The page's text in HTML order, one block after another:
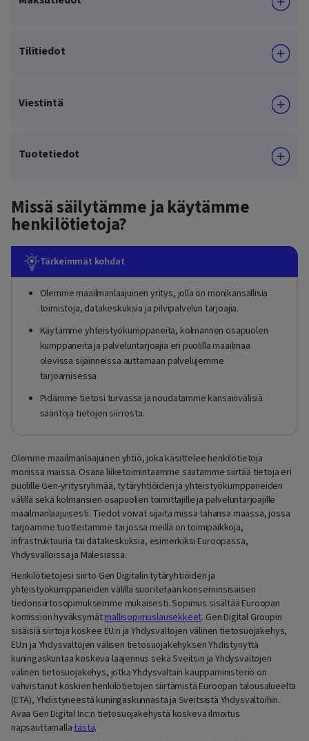
Tilitiedot
Viestintä
Tuotetiedot
Missä säilytämme ja käytämme
henkilötietoja?
Tärkeimmät kohdat
Olemme maailmanlaajuinen yritys, jolla on monikansallisia
toimistoja, datakeskuksia ja pilvipalvelun tarjoajia.
Käytämme yhteistyökumppaneita, kolmannen osapuolen
kumppaneita ja palveluntarjoajia eri puolilla maailmaa
olevissa sijainneissa auttamaan palvelujemme
tarjoamisessa.
Pidämme tietosi turvassa ja noudatamme kansainvälisiä
sääntöjä tietojen siirrosta.
Olemme maailmanlaajuinen yhtiö, joka käsittelee henkilötietoja
monissa maissa. Osana liiketoimintaamme saatamme siirtää tietoja eri
puolille Gen-yritysryhmää, tytäryhtiöiden ja yhteistyökumppaneiden
välillä sekä kolmansien osapuolien toimittajille ja palveluntarjoajille
maailmanlaajuisesti. Tiedot voivat sijaita missä tahansa maassa, jossa
tarjoamme tuotteitamme tai jossa meillä on toimipaikkoja,
infrastruktuuria tai datakeskuksia, esimerkiksi Euroopassa,
Yhdysvalloissa ja Malesiassa.
Henkilötietojesi siirto Gen Digitalin tytäryhtiöiden ja
yhteistyökumppaneiden välillä suoritetaan konserninsisäisen
tiedonsiirtosopimuksemme mukaisesti. Sopimus sisältää Euroopan
komission hyväksymätmallisopimuslausekkeet. Gen Digital Groupin
sisäisiä siirtoja koskee EU:n ja Yhdysvaltojen välinen tietosuojakehys,
EU:n ja Yhdysvaltojen välisen tietosuojakehyksen Yhdistynyttä
kuningaskuntaa koskeva laajennus sekä Sveitsin ja Yhdysvaltojen
välinen tietosuojakehys, jotka Yhdysvaltain kauppaministeriö on
vahvistanut koskien henkilötietojen siirtämistä Euroopan talousalueelta
(ETA), Yhdistyneestä kuningaskunnasta ja Sveitsistä Yhdysvaltoihin.
Avaa Gen Digital Inc:n tietosuojakehystä koskeva ilmoitus
napsauttamallatästä.